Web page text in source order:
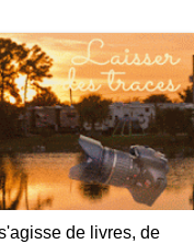
de livres, de